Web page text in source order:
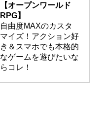
【オープンワールド
RPG】
自由度MAXのカスタ
マイズ！アクション好
き＆スマホでも本格的
なゲームを遊びたいな
らコレ！